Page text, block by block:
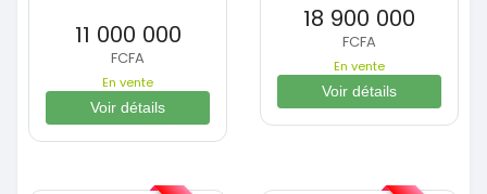
11 000 000
FCFA
En vente
Voir détails
18 900 000
FCFA
En vente
Voir détails